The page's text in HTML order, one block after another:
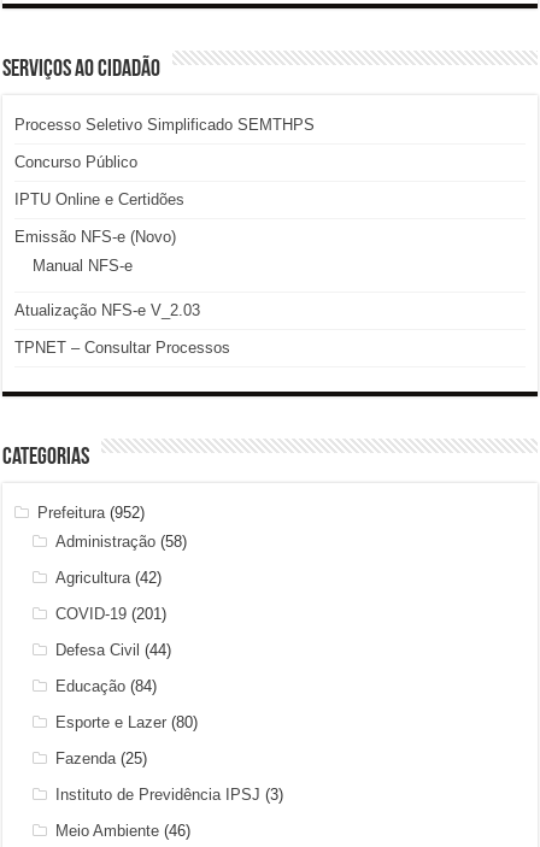
SERVIÇOS AO CIDADÃO
Processo Seletivo Simplificado SEMTHPS
Concurso Público
IPTU Online e Certidões
Emissão NFS-e (Novo)
Manual NFS-e
Atualização NFS-e V_2.03
TPNET – Consultar Processos
Categorias
Prefeitura (952)
Administração (58)
Agricultura (42)
COVID-19 (201)
Defesa Civil (44)
Educação (84)
Esporte e Lazer (80)
Fazenda (25)
Instituto de Previdência IPSJ (3)
Meio Ambiente (46)